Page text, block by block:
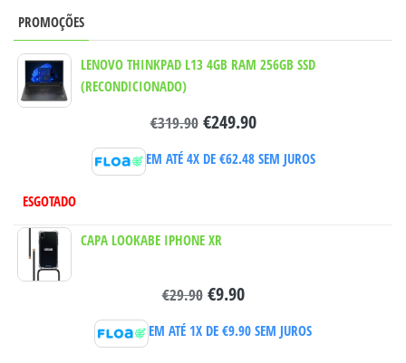
PROMOÇÕES
LENOVO THINKPAD L13 4GB RAM 256GB SSD
(RECONDICIONADO)
€319.90 €249.90
EM ATÉ 4X DE €62.48SEM JUROS
ESGOTADO
CAPA LOOKABE IPHONE XR
€29.90 €9.90
EM ATÉ 1X DE €9.90 SEM JUROS